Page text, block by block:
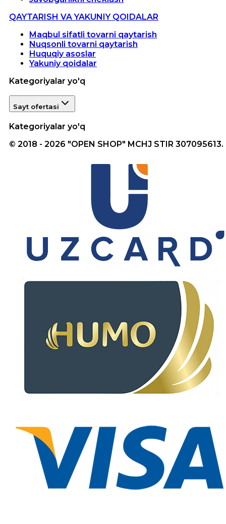
QAYTARISH VA YAKUNIY QOIDALAR
Maqbul sifatli tovarni qaytarish
Nuqsonli tovarni qaytarish
Huquqiy asoslar
Yakuniy qoidalar
Kategoriyalar yo'q
Sayt ofertasi
Kategoriyalar yo'q
© 2018 - 2026 "OPEN SHOP" MCHJ STIR 307095613.